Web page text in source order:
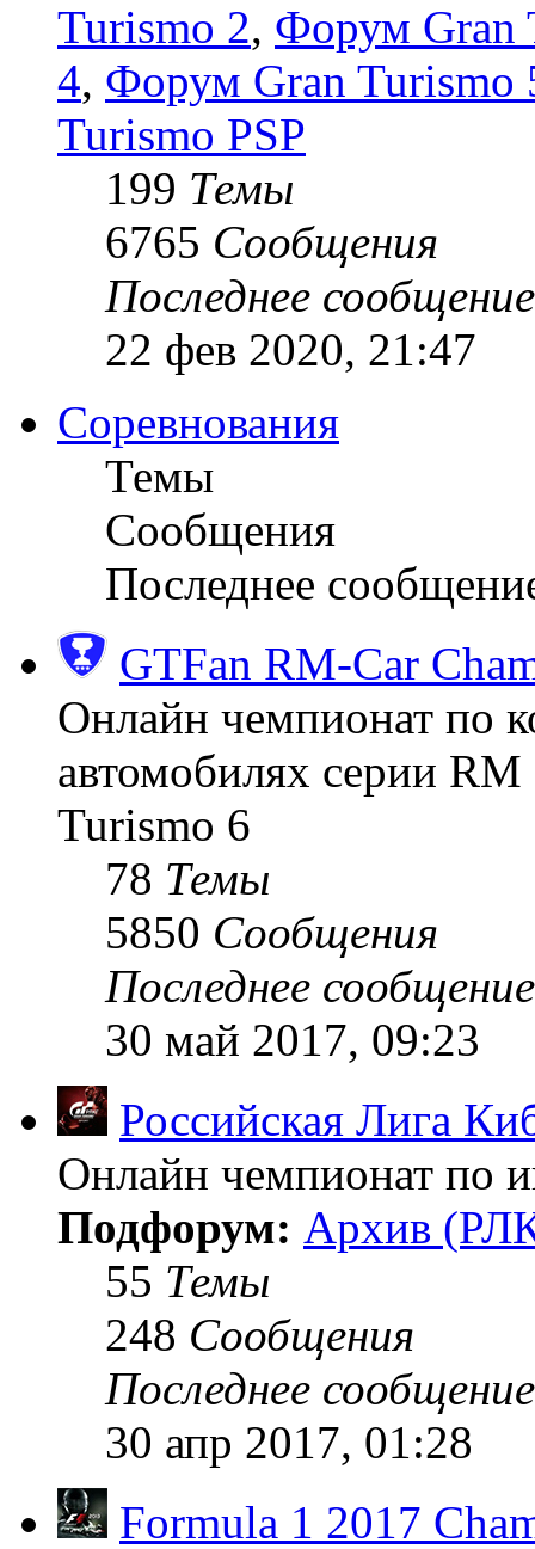
Turismo 2, Форум Gran
4, Форум Gran Turismo
Turismo PSP
199 Темы
6765 Сообщения
Последнее сообщение
22 фев 2020, 21:47
Соревнования
Темы
Сообщения
Последнее
GTFan RM-Car
Онлайн чемпионат по
автомобилях серии
Turismo 6
78 Темы
5850 Сообщения
Последнее сообщение
30 май 2017, 09:23
Российская Лига
Онлайн чемпионат по
Подфорум: Архив
55 Темы
248 Сообщения
Последнее сообщение
30 апр 2017, 01:28
Formula 1 2017